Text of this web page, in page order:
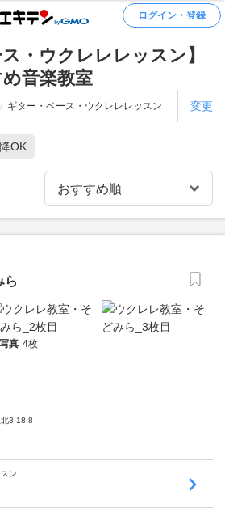
ログイン・登録
・ウクレレレッスン】
音楽教室
ギター・ベース・ウクレレレッスン 変更
OK
ら
写真 4枚
3-18-8
ン